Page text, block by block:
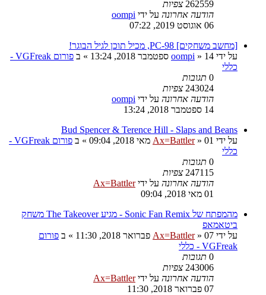
262559 צפיות
הודעה אחרונה על ידי oompi
06 אוגוסט 2019, 07:22
[מחשב משחקים] PC-98, מכיל תוכן לגיל הבוגר!
על ידי
oompi » 14 ספטמבר 2018, 13:24 » ב
פורום VGFreak -
כללי
0 תגובות
243024 צפיות
הודעה אחרונה על ידי oompi
14 ספטמבר 2018, 13:24
Bud Spencer & Terence Hill - Slaps and Beans
על ידי
Ax=Battler» 01 מאי 2018, 09:04 » ב
פורום VGFreak -
כללי
0 תגובות
247115 צפיות
הודעה אחרונה על ידיAx=Battler
01 מאי 2018, 09:04
מהמפתח של Sonic Fan Remix - מגיע The Takeover משחק
ביטאמאפ
על ידי
Ax=Battler» 07 פברואר 2018, 11:30 » ב פורום
VGFreak - כללי
0 תגובות
243006 צפיות
הודעה אחרונה על ידיAx=Battler
07 פברואר 2018, 11:30